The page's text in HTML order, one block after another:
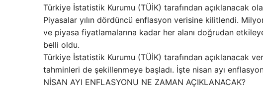
Türkiye İstatistik Kurumu (TÜİK) tarafından açıklanacak
Piyasalar yılın dördüncü enflasyon verisine kilitlendi.
ve piyasa fiyatlamalarına kadar her alanı doğrudan
belli oldu.
Türkiye İstatistik Kurumu (TÜİK) tarafından açıklanacak
tahminleri de şekillenmeye başladı. İşte nisan ayı
NİSAN AYI ENFLASYONU NE ZAMAN AÇIKLANACAK?